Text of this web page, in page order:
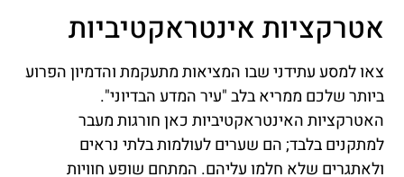
אטרקציות אינטראקטיביות
צאו למסע עתידני שבו המציאות מתעקמת והדמיון הפרוע
ביותר שלכם ממריא בלב "עיר המדע הבדיוני".
האטרקציות האינטראקטיביות כאן חורגות מעבר
למתקנים בלבד; הם שערים לעולמות בלתי נראים
ולאתגרים שלא חלמו עליהם. המתחם שופע חוויות